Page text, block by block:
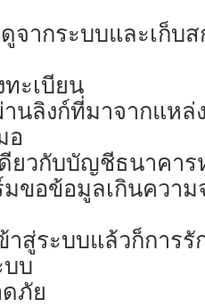
จากระบบและเก็บ
ทะเบียน
นลิงก์ที่มาจากแห
อ
ยวกับบัญชีธนาคาร
ขอข้อมูลเกินความ
าสู่ระบบแล้วก็การ
บบ
ภัย